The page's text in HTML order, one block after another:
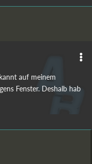
auf meinem
Fenster. Deshalb hab